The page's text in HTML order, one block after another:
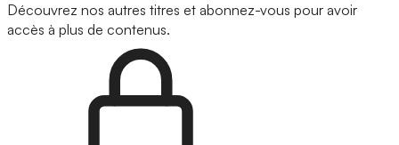
Découvrez nos autres titres et abonnez-vous pour avoir
accès à plus de contenus.